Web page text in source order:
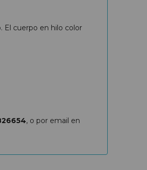
cuerpo en hilo color
, o por email en